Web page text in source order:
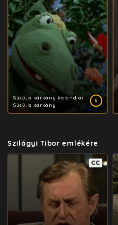
6
Süsü, a sárkány kalandjai
Süsü, a sárkány
​Szilágyi Tibor emlékére
CC